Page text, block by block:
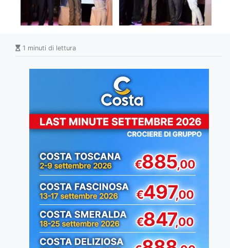
1 minuti di lettura